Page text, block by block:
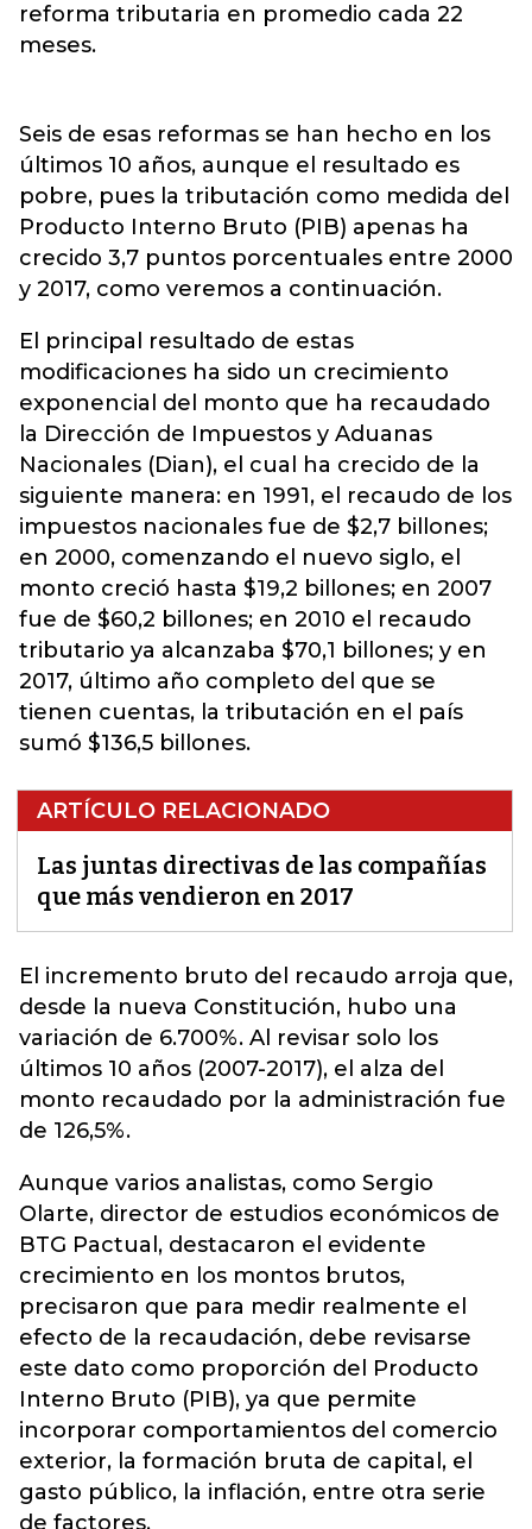
reforma tributaria en promedio cada 22
meses.
Seis de esas reformas se han hecho en los
últimos 10 años, aunque el resultado es
pobre, pues la tributación como medida del
Producto Interno Bruto (PIB) apenas ha
crecido 3,7 puntos porcentuales entre 2000
y 2017, como veremos a continuación.
El principal resultado de estas
modificaciones ha sido un crecimiento
exponencial del monto que ha recaudado
la Dirección de Impuestos y Aduanas
Nacionales (Dian), el cual ha crecido de la
siguiente manera: en 1991, el recaudo de los
impuestos nacionales fue de $2,7 billones;
en 2000, comenzando el nuevo siglo, el
monto creció hasta $19,2 billones; en 2007
fue de $60,2 billones; en 2010 el recaudo
tributario ya alcanzaba $70,1 billones; y en
2017, último año completo del que se
tienen cuentas, la tributación en el país
sumó $136,5 billones.
ARTÍCULO RELACIONADO
Las juntas directivas de las compañías
que más vendieron en 2017
El incremento bruto del recaudo arroja que,
desde la nueva Constitución, hubo una
variación de 6.700%. Al revisar solo los
últimos 10 años (2007-2017), el alza del
monto recaudado por la administración fue
de 126,5%.
Aunque varios analistas, como Sergio
Olarte, director de estudios económicos de
BTG Pactual, destacaron el evidente
crecimiento en los montos brutos,
precisaron que para medir realmente el
efecto de la recaudación, debe revisarse
este dato como proporción del Producto
Interno Bruto (PIB), ya que permite
incorporar comportamientos del comercio
exterior, la formación bruta de capital, el
gasto público, la inflación, entre otra serie
de factores.